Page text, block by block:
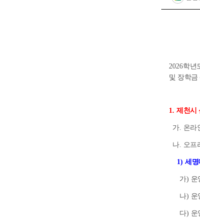
2026학년
및 장학금
1. 제천시
가. 온라
나. 오프
1) 세명
가) 운
나) 운
다) 운